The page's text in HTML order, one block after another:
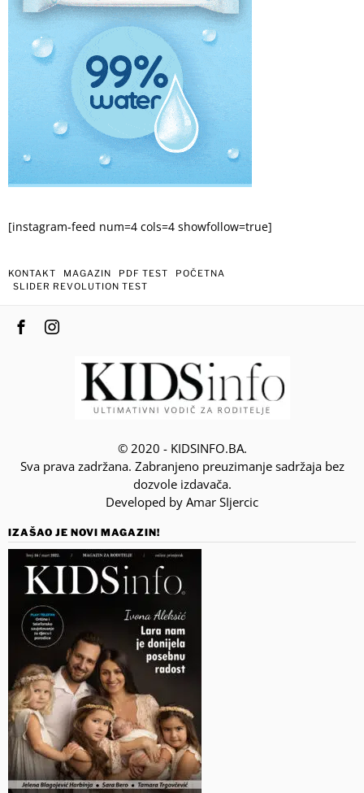
[instagram-feed num=4 cols=4 showfollow=true]
KONTAKT MAGAZIN PDF TEST
POČETNA
SLIDER REVOLUTION TEST
© 2020 - KIDSINFO.BA.
Sva prava zadržana. Zabranjeno preuzimanje sadržaja bez
dozvole izdavača.
Developed by Amar SIjercic
IZAŠAO JE NOVI MAGAZIN!